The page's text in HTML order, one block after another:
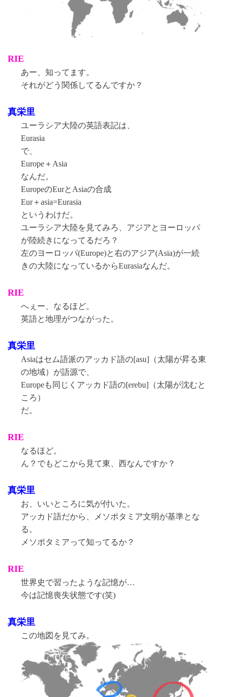
RIE
あー、知ってます。
それがどう関係してるんですか？
真栄里
ユーラシア大陸の英語表記は、
Eurasia
で、
Europe＋Asia
なんだ。
EuropeのEurとAsiaの合成
Eur＋asia=Eurasia
というわけだ。
ユーラシア大陸を見てみろ、アジアとヨーロッパ
が陸続きになってるだろ？
左のヨーロッパ(Europe)と右のアジア(Asia)が一続
きの大陸になっているからEurasiaなんだ。
RIE
へぇー、なるほど。
英語と地理がつながった。
真栄里
Asiaはセム語派のアッカド語の[asu]（太陽が昇る東
の地域）が語源で、
Europeも同じくアッカド語の[erebu]（太陽が沈むと
ころ）
だ。
RIE
なるほど。
ん？でもどこから見て東、西なんですか？
真栄里
お、いいところに気が付いた。
アッカド語だから、メソポタミア文明が基準とな
る。
メソポタミアって知ってるか？
RIE
世界史で習ったような記憶が…
今は記憶喪失状態です(笑)
真栄里
この地図を見てみ。